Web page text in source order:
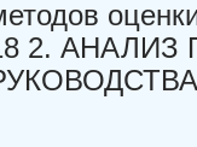
2.